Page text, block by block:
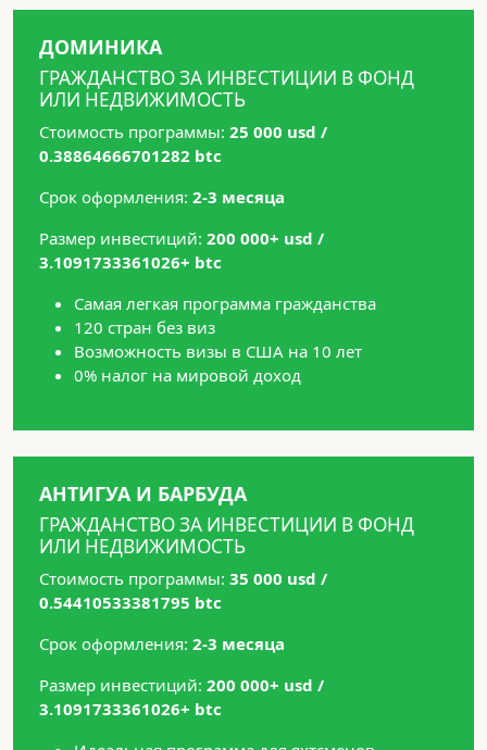
ДОМИНИКА
ГРАЖДАНСТВО ЗА ИНВЕСТИЦИИ В ФОНД
ИЛИ НЕДВИЖИМОСТЬ
Стоимость программы: 25 000 usd /
0.38864666701282 btc
Срок оформления: 2-3 месяца
Размер инвестиций: 200 000+ usd /
3.1091733361026+ btc
Самая легкая программа гражданства
120 стран без виз
Возможность визы в США на 10 лет
0% налог на мировой доход
АНТИГУА И БАРБУДА
ГРАЖДАНСТВО ЗА ИНВЕСТИЦИИ В ФОНД
ИЛИ НЕДВИЖИМОСТЬ
Стоимость программы: 35 000 usd /
0.54410533381795 btc
Срок оформления: 2-3 месяца
Размер инвестиций: 200 000+ usd /
3.1091733361026+ btc